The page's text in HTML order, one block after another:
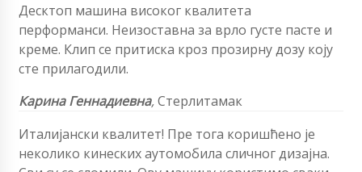
Десктоп машина високог квалитета
перформанси. Неизоставна за врло густе пасте и
креме. Клип се притиска кроз прозирну дозу коју
сте прилагодили.
Карина Геннадиевна,Стерлитамак
Италијански квалитет! Пре тога коришћено је
неколико кинеских аутомобила сличног дизајна.